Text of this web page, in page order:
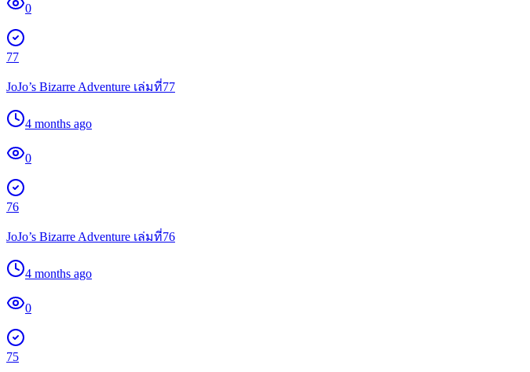
0
77
JoJo’s Bizarre Adventure เล่มที่77
4 months ago
0
76
JoJo’s Bizarre Adventure เล่มที่76
4 months ago
0
75